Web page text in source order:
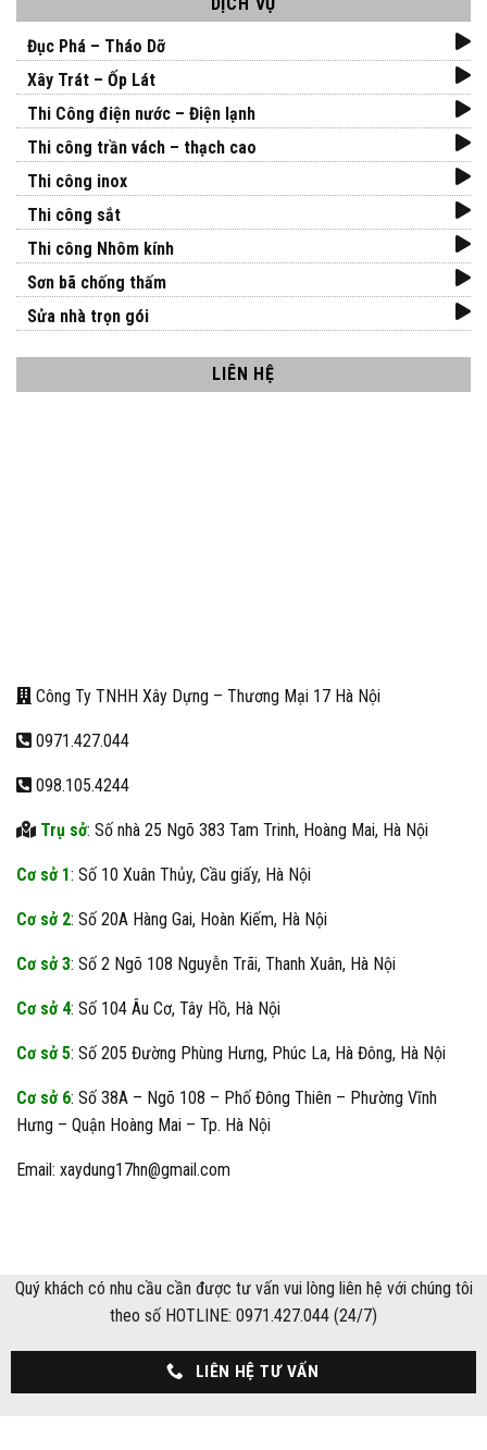
Đục Phá – Tháo Dỡ
Xây Trát – Ốp Lát
Thi Công điện nước – Điện lạnh
Thi công trần vách – thạch cao
Thi công inox
Thi công sắt
Thi công Nhôm kính
Sơn bã chống thấm
Sửa nhà trọn gói
LIÊN HỆ
Công Ty TNHH Xây Dựng – Thương Mại 17 Hà Nội
0971.427.044
098.105.4244
Trụ sở: Số nhà 25 Ngõ 383 Tam Trinh, Hoàng Mai, Hà Nội
Cơ sở 1: Số 10 Xuân Thủy, Cầu giấy, Hà Nội
Cơ sở 2: Số 20A Hàng Gai, Hoàn Kiếm, Hà Nội
Cơ sở 3: Số 2 Ngõ 108 Nguyễn Trãi, Thanh Xuân, Hà Nội
Cơ sở 4: Số 104 Âu Cơ, Tây Hồ, Hà Nội
Cơ sở 5: Số 205 Đường Phùng Hưng, Phúc La, Hà Đông, Hà Nội
Cơ sở 6: Số 38A – Ngõ 108 – Phố Đông Thiên – Phường Vĩnh
Hưng – Quận Hoàng Mai – Tp. Hà Nội
Email: xaydung17hn@gmail.com
Quý khách có nhu cầu cần được tư vấn vui lòng liên hệ với chúng tôi
theo số HOTLINE: 0971.427.044 (24/7)
LIÊN HỆ TƯ VẤN